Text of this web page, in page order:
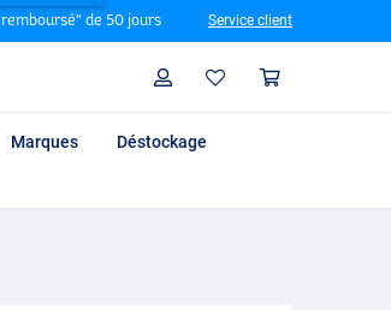
de 50 jours Service client
Profil
Marques
Déstockage